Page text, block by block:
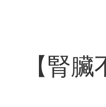
【腎